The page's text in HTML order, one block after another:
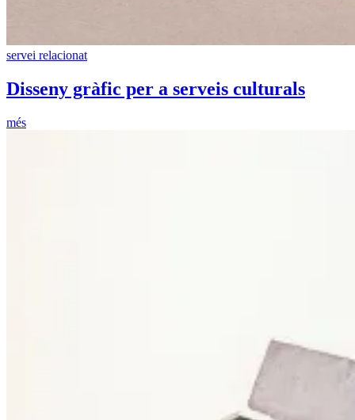
servei relacionat
Disseny gràfic per a serveis culturals
més